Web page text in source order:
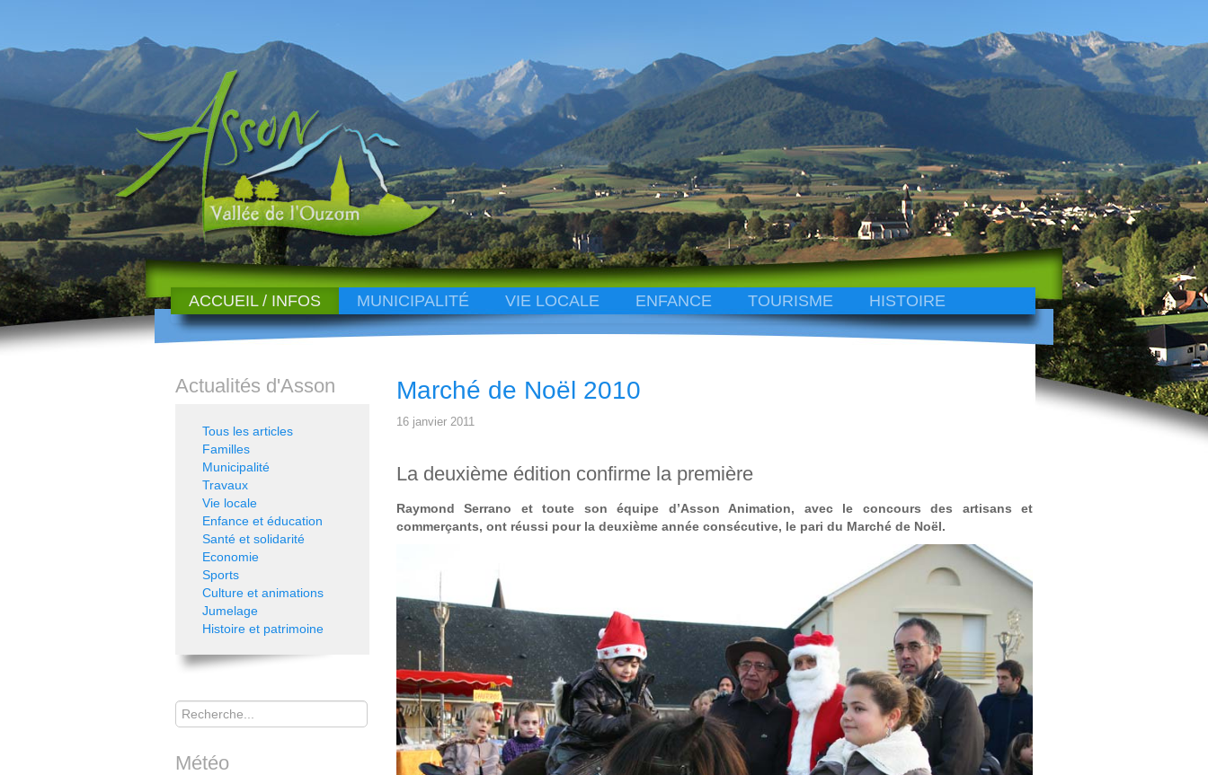
ACCUEIL / INFOS MUNICIPALITÉ VIE LOCALE ENFANCE TOURISME HISTOIRE
Marché de Noël 2010
16 janvier 2011
La deuxième édition confirme la première
Raymond Serrano et toute son équipe d’Asson Animation, avec le concours des artisans et
commerçants, ont réussi pour la deuxième année consécutive, le pari du Marché de Noël.
Actualités d'Asson
Tous les articles
Familles
Municipalité
Travaux
Vie locale
Enfance et éducation
Santé et solidarité
Economie
Sports
Culture et animations
Jumelage
Histoire et patrimoine
Rechercher
Météo